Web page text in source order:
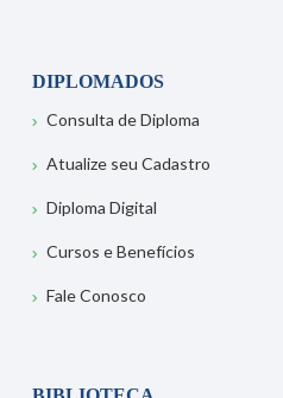
DIPLOMADOS
Consulta de Diploma
Atualize seu Cadastro
Diploma Digital
Cursos e Benefícios
Fale Conosco